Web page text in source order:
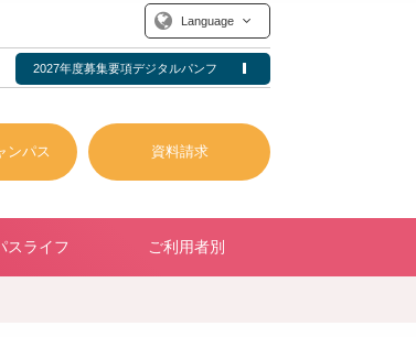
Language
2027年度募集要項デジタルパンフ
ンパス 資料請求
スライフ ご利用者別